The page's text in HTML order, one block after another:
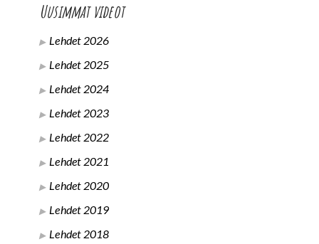
Uusimmat videot
Lehdet 2026
Lehdet 2025
Lehdet 2024
Lehdet 2023
Lehdet 2022
Lehdet 2021
Lehdet 2020
Lehdet 2019
Lehdet 2018